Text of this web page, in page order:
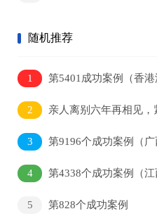
随机推荐
1
第5401成功案例（香
案例）
2
亲人离别六年再相见
3
第9196个成功案例（
聪回家）
4
第4338个成功案例（
5
第828个成功案例